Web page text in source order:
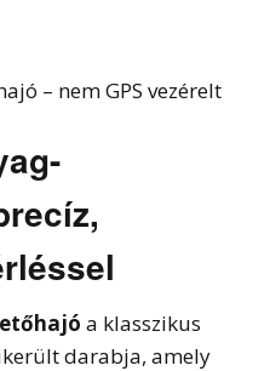
– nem GPS vezérelt
a klasszikus
darabja, amely